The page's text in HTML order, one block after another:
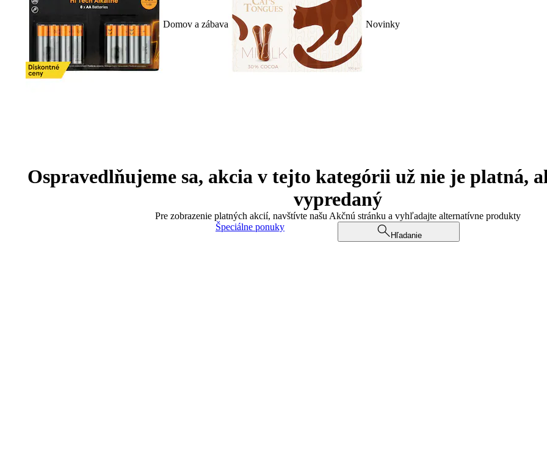
Domov a zábava Novinky
Ospravedlňujeme sa, akcia v tejto kategórii už nie je platná,
vypredaný
Pre zobrazenie platných akcií, navštívte našu Akčnú stránku a vyhľadajte alternatívne produkty
Špeciálne ponuky
Hľadanie